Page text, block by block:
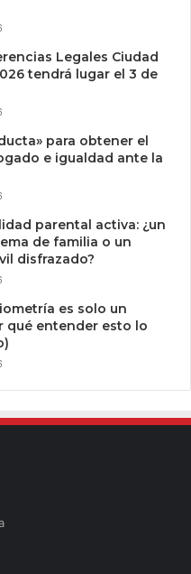
Legales Ciudad
tendrá lugar el 3 de
para obtener el
e igualdad ante la
parental activa: ¿un
de familia o un
disfrazado?
es solo un
qué entender esto lo